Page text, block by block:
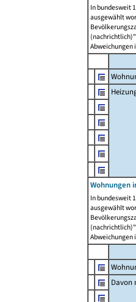
In bundesweit
ausgewählt
Abweichungen
Wohnungen
In bundesweit
ausgewählt
Abweichungen
Davon